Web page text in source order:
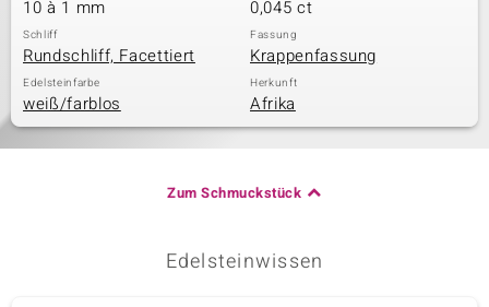
10 à 1 mm 0,045 ct
Schliff
Rundschliff, Facettiert
Fassung
Krappenfassung
Edelsteinfarbe
weiß/farblos
Herkunft
Afrika
Zum Schmuckstück
Edelsteinwissen